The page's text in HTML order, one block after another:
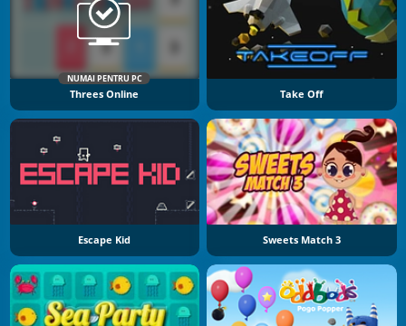
NUMAI PENTRU PC
Threes Online Take Off
Escape Kid Sweets Match 3